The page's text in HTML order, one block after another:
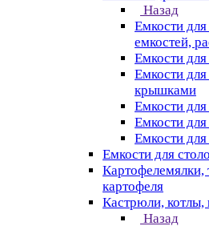
Назад
Емкости для
емкостей,
Емкости для
Емкости
крышками
Емкости
Емкости
Емкости
Емкости для
Картофелемялки,
картофеля
Кастрюли, котлы,
Назад